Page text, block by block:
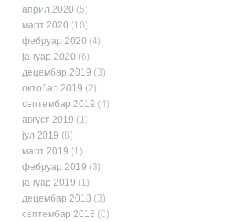
април 2020 (5)
март 2020 (10)
фебруар 2020 (4)
јануар 2020 (6)
децембар 2019 (3)
октобар 2019 (2)
септембар 2019 (4)
август 2019 (1)
јул 2019 (8)
март 2019 (1)
фебруар 2019 (3)
јануар 2019 (1)
децембар 2018 (3)
септембар 2018 (6)